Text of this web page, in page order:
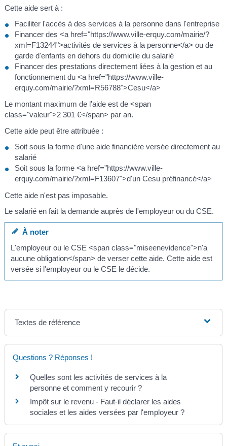
Cette aide sert à :
Faciliter l'accès à des services à la personne dans l'entreprise
Financer des <a href="https://www.ville-erquy.com/mairie/?
xml=F13244">activités de services à la personne</a> ou de
garde d'enfants en dehors du domicile du salarié
Financer des prestations directement liées à la gestion et au
fonctionnement du <a href="https://www.ville-
erquy.com/mairie/?xml=R56788">Cesu</a>
Le montant maximum de l'aide est de <span
class="valeur">2 301 €</span> par an.
Cette aide peut être attribuée :
Soit sous la forme d'une aide financière versée directement au
salarié
Soit sous la forme <a href="https://www.ville-
erquy.com/mairie/?xml=F13607">d'un Cesu préfinancé</a>
Cette aide n'est pas imposable.
Le salarié en fait la demande auprès de l'employeur ou du CSE.
À noter
L'employeur ou le CSE <span class="miseenevidence">n'a
aucune obligation</span> de verser cette aide. Cette aide est
versée si l'employeur ou le CSE le décide.
Textes de référence
Questions ? Réponses !
Quelles sont les activités de services à la
personne et comment y recourir ?
Impôt sur le revenu - Faut-il déclarer les aides
sociales et les aides versées par l'employeur ?